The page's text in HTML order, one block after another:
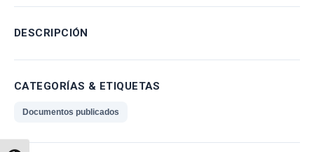
DESCRIPCIÓN
CATEGORÍAS & ETIQUETAS
Documentos publicados